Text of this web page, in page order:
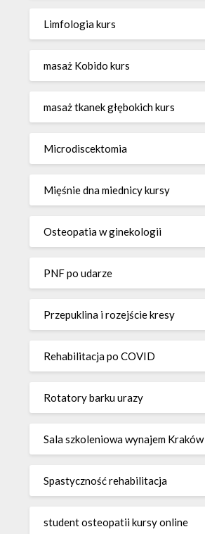
Limfologia kurs
masaż Kobido kurs
masaż tkanek głębokich kurs
Microdiscektomia
Mięśnie dna miednicy kursy
Osteopatia w ginekologii
PNF po udarze
Przepuklina i rozejście kresy
Rehabilitacja po COVID
Rotatory barku urazy
Sala szkoleniowa wynajem Kraków
Spastyczność rehabilitacja
student osteopatii kursy online